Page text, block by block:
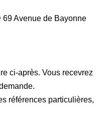
69 Avenue de Bayonne
ci-après. Vous recevrez
références particulières,